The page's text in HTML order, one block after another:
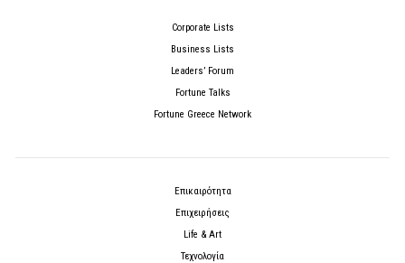
Corporate Lists
Business Lists
Leaders’ Forum
Fortune Talks
Fortune Greece Network
Επικαιρότητα
Επιχειρήσεις
Life & Art
Τεχνολογία